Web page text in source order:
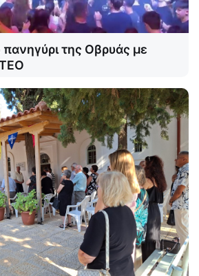
της Οβρυάς με